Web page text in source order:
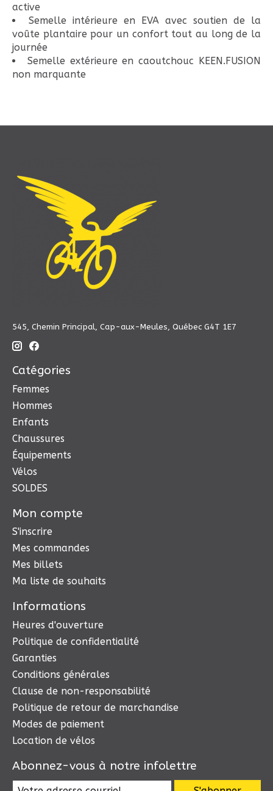
active
Semelle intérieure en EVA avec soutien de la
voûte plantaire pour un confort tout au long de la
journée
Semelle extérieure en caoutchouc KEEN.FUSION
non marquante
545, Chemin Principal, Cap-aux-Meules, Québec G4T 1E7
Catégories
Femmes
Hommes
Enfants
Chaussures
Équipements
Vélos
SOLDES
Mon compte
S'inscrire
Mes commandes
Mes billets
Ma liste de souhaits
Informations
Heures d'ouverture
Politique de confidentialité
Garanties
Conditions générales
Clause de non-responsabilité
Politique de retour de marchandise
Modes de paiement
Location de vélos
Abonnez-vous à notre infolettre